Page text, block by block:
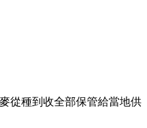
從種到收全部保管給當地供